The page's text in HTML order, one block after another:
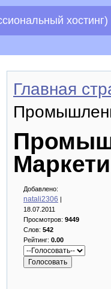
хостинг)
Главная
Добавлено:
natali2306 |
18.07.2011
Просмотров: 9449
Слов: 542
Рейтинг: 0.00